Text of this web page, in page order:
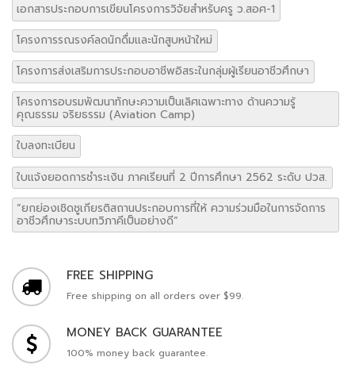
เอกสารประกอบการเขียนโครงการวิจัยสำหรับครู ว.สอศ-1
โครงการรณรงค์ลดนักดื่มและนักสูบหน้าใหม่
โครงการส่งเสริมการประกอบอาชีพอิสระในกลุ่มผู้เรียนอาชีวศึกษา
โครงการอบรมพัฒนาทักษะความเป็นเลิศเฉพาะทาง ด้านความรู้
คุณธรรม จริยธรรม (Aviation Camp)
ใบลงทะเบียน
ใบแจ้งยอดการชำระเงิน ภาคเรียนที่ 2 ปีการศึกษา 2562 ระดับ ปวส.
“ยกย่องเชิดชูเกียรติสถานประกอบการที่ให้ ความร่วมมือในการจัดการ
อาชีวศึกษาระบบทวิภาคีเป็นอย่างดี”
FREE SHIPPING
Free shipping on all orders over $99.
MONEY BACK GUARANTEE
100% money back guarantee.